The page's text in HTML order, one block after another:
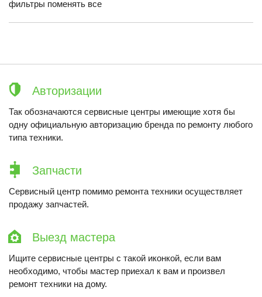
фильтры поменять все
Авторизации
Так обозначаются сервисные центры имеющие хотя бы
одну официальную авторизацию бренда по ремонту любого
типа техники.
Запчасти
Сервисный центр помимо ремонта техники осуществляет
продажу запчастей.
Выезд мастера
Ищите сервисные центры с такой иконкой, если вам
необходимо, чтобы мастер приехал к вам и произвел
ремонт техники на дому.